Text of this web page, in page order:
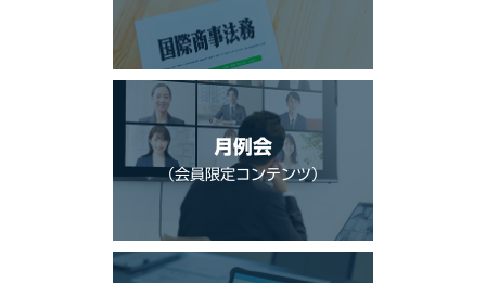
月例会
（会員限定コンテンツ）